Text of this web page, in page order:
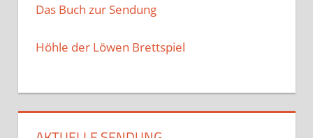
Das Buch zur Sendung
Höhle der Löwen Brettspiel